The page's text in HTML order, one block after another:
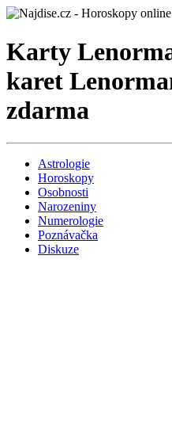
Karty
karet
zdarma
Astrologie
Horoskopy
Osobnosti
Narozeniny
Numerologie
Poznávačka
Diskuze